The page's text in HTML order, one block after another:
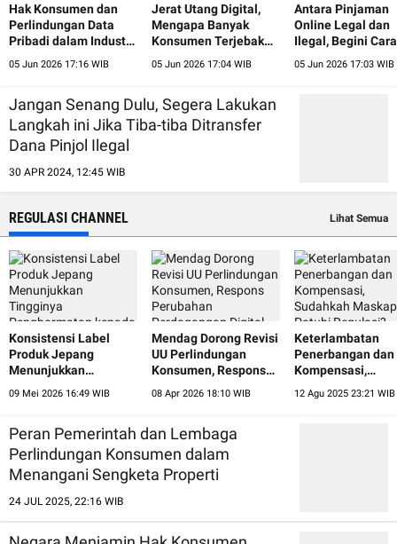
Hak Konsumen dan
Perlindungan Data
Pribadi dalam Industri
05 Jun 2026 17:16 WIB
Jerat Utang Digital,
Mengapa Banyak
Konsumen Terjebak
05 Jun 2026 17:04 WIB
Antara Pinjaman
Online Legal dan
Ilegal, Begini Cara
05 Jun 2026 17:03 WIB
Jangan Senang Dulu, Segera Lakukan
Langkah ini Jika Tiba-tiba Ditransfer
Dana Pinjol Ilegal
30 APR 2024, 12:45 WIB
REGULASI CHANNEL Lihat Semua
Konsistensi Label
Produk Jepang
Menunjukkan
09 Mei 2026 16:49 WIB
Mendag Dorong Revisi
UU Perlindungan
Konsumen, Respons
Perdagangan Digital
08 Apr 2026 18:10 WIB
Keterlambatan
Penerbangan dan
Kompensasi,
Patuhi Regulasi?
12 Agu 2025 23:21 WIB
Peran Pemerintah dan Lembaga
Perlindungan Konsumen dalam
Menangani Sengketa Properti
24 JUL 2025, 22:16 WIB